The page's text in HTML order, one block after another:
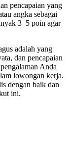
pencapaian yang
angka sebagai
3–5 poin agar
adalah yang
dan pencapaian
Anda
lowongan kerja.
dengan baik dan
ini.